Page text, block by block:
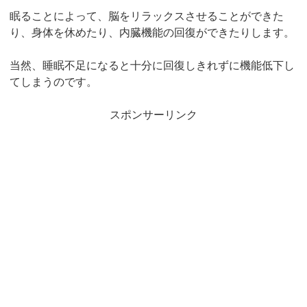
眠ることによって、脳をリラックスさせることができた
り、身体を休めたり、内臓機能の回復ができたりします。
当然、睡眠不足になると十分に回復しきれずに機能低下し
てしまうのです。
スポンサーリンク